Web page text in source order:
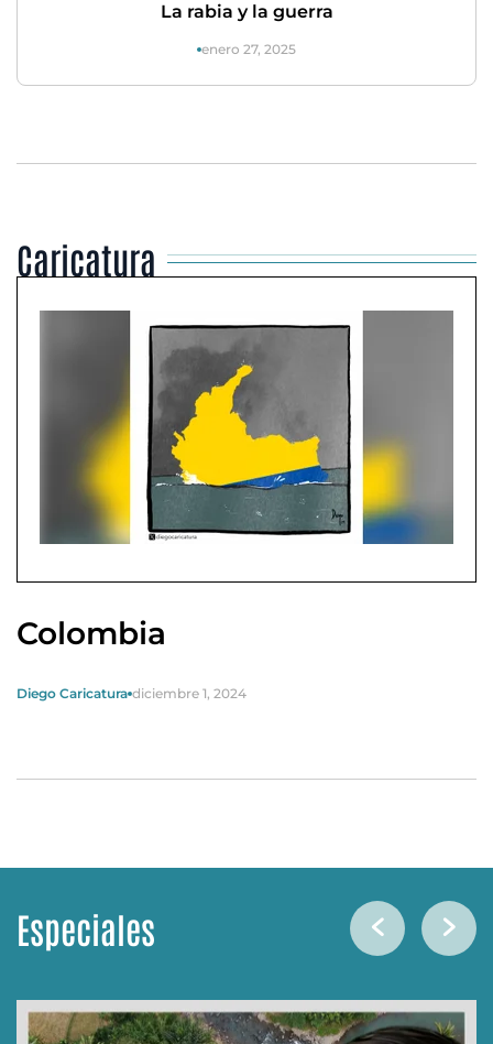
La rabia y la guerra
enero 27, 2025
Caricatura
Colombia
Diego Caricatura diciembre 1, 2024
Especiales